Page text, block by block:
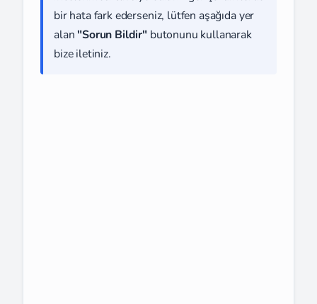
bir hata fark ederseniz, lütfen aşağıda yer
alan "Sorun Bildir" butonunu kullanarak
bize iletiniz.